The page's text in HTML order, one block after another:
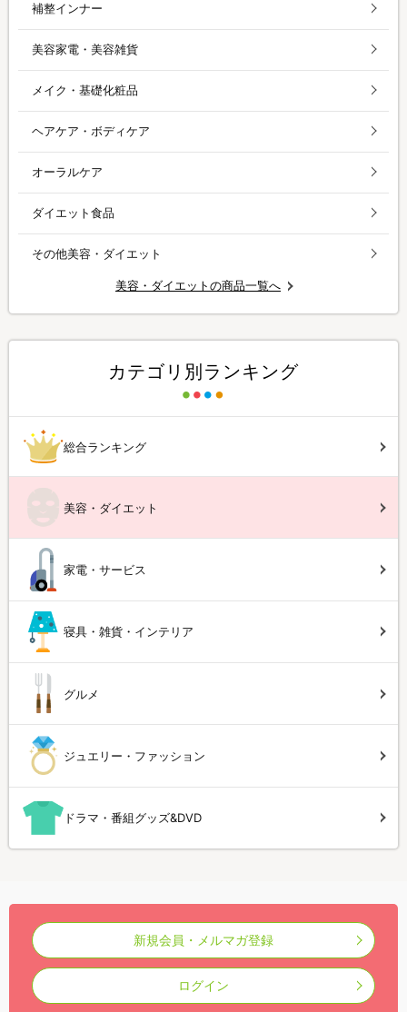
補整インナー
美容家電・美容雑貨
メイク・基礎化粧品
ヘアケア・ボディケア
オーラルケア
ダイエット食品
その他美容・ダイエット
美容・ダイエットの商品一覧へ
カテゴリ別ランキング
総合ランキング
美容・ダイエット
家電・サービス
寝具・雑貨・インテリア
グルメ
ジュエリー・ファッション
ドラマ・番組グッズ&DVD
新規会員・メルマガ登録
ログイン